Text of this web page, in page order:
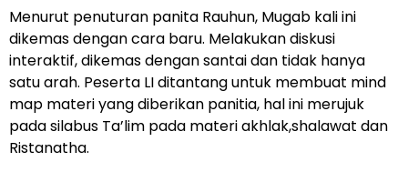
Menurut penuturan panita Rauhun, Mugab kali ini
dikemas dengan cara baru. Melakukan diskusi
interaktif, dikemas dengan santai dan tidak hanya
satu arah. Peserta LI ditantang untuk membuat mind
map materi yang diberikan panitia, hal ini merujuk
pada silabus Ta’lim pada materi akhlak,shalawat dan
Ristanatha.